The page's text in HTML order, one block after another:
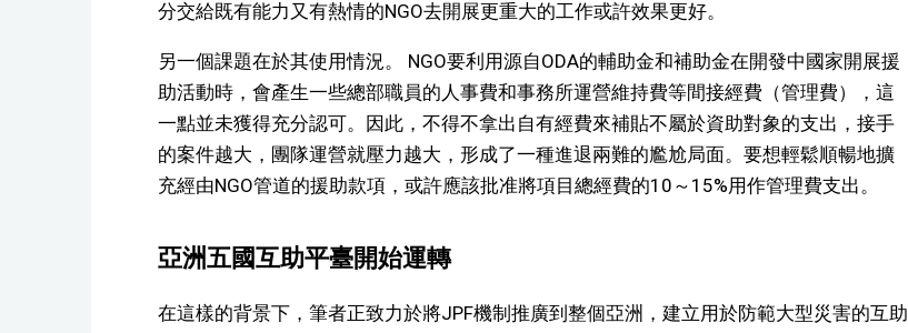
分交給既有能力又有熱情的NGO去開展更重大的工作或許效果更好。
另一個課題在於其使用情況。 NGO要利用源自ODA的輔助金和補助金在開發中國家開展援
助活動時，會產生一些總部職員的人事費和事務所運營維持費等間接經費（管理費），這
一點並未獲得充分認可。因此，不得不拿出自有經費來補貼不屬於資助對象的支出，接手
的案件越大，團隊運營就壓力越大，形成了一種進退兩難的尷尬局面。要想輕鬆順暢地擴
充經由NGO管道的援助款項，或許應該批准將項目總經費的10～15%用作管理費支出。
亞洲五國互助平臺開始運轉
在這樣的背景下，筆者正致力於將JPF機制推廣到整個亞洲，建立用於防範大型災害的互助